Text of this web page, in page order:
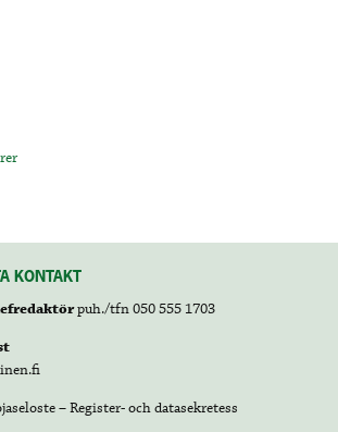
KONTAKT
puh./tfn 050 555 1703
– Register- och datasekretess